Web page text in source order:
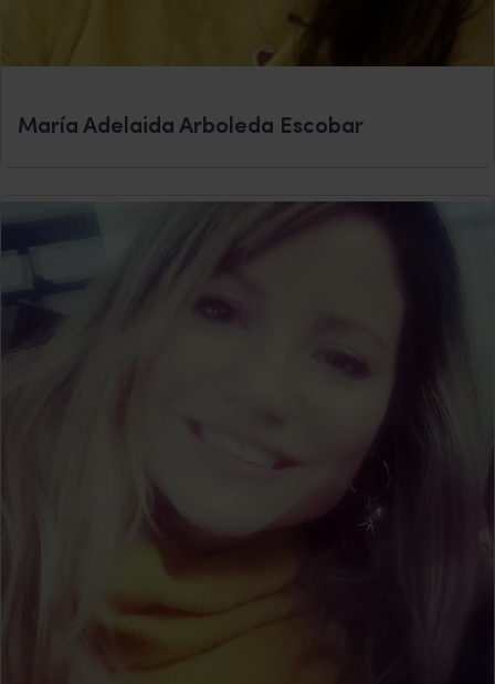
María Adelaida Arboleda Escobar